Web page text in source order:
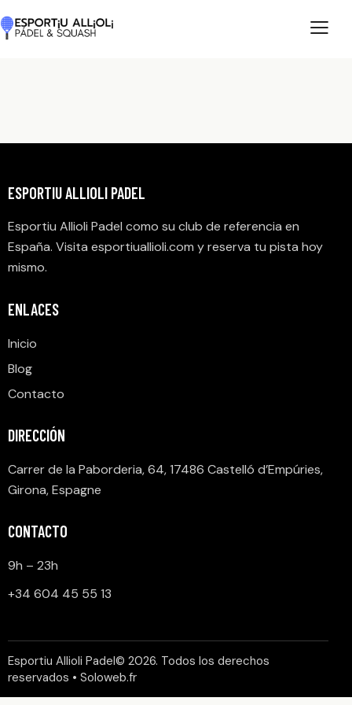
ESPORTIU ALLIOLI PADEL
Esportiu Allioli Padel como su club de referencia en
España. Visita esportiuallioli.com y reserva tu pista hoy
mismo.
ENLACES
Inicio
Blog
Contacto
DIRECCIÓN
Carrer de la Paborderia, 64, 17486 Castelló d’Empúries,
Girona, Espagne
CONTACTO
9h – 23h
+34 604 45 55 13
Esportiu Allioli Padel© 2026. Todos los derechos
reservados • Soloweb.fr